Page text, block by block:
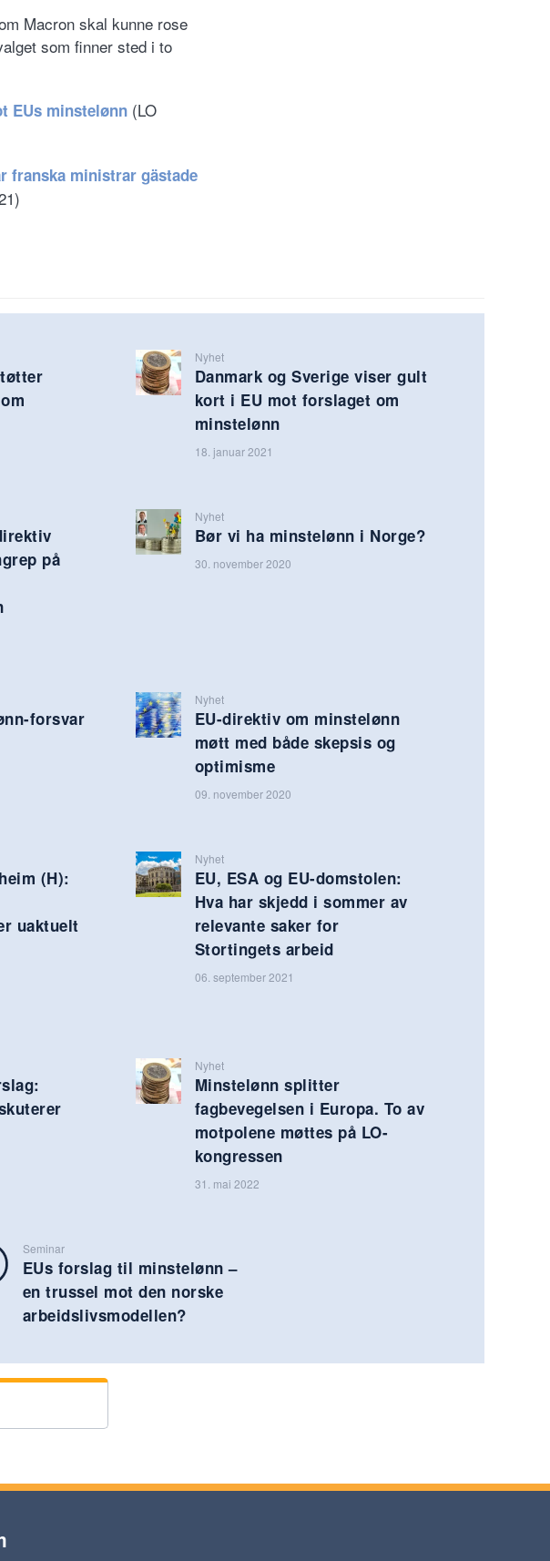
Macron skal kunne rose
som finner sted i to
EUs minstelønn (LO
franska ministrar gästade
Nyhet
Danmark og Sverige viser gult
kort i EU mot forslaget om
minstelønn
18. januar 2021
på
Nyhet
Bør vi ha minstelønn i Norge?
30. november 2020
forsvar
Nyhet
EU-direktiv om minstelønn
møtt med både skepsis og
optimisme
09. november 2020
(H):
uaktuelt
Nyhet
EU, ESA og EU-domstolen:
Hva har skjedd i sommer av
relevante saker for
Stortingets arbeid
06. september 2021
Nyhet
Minstelønn splitter
fagbevegelsen i Europa. To av
motpolene møttes på LO-
kongressen
31. mai 2022
Seminar
EUs forslag til minstelønn –
en trussel mot den norske
arbeidslivsmodellen?